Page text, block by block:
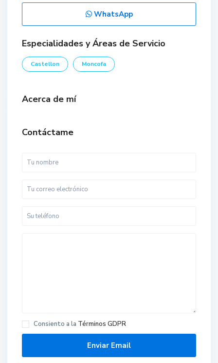
WhatsApp
Especialidades y Áreas de Servicio
Castellon Moncofa
Acerca de mí
Contáctame
Consiento a la Términos GDPR